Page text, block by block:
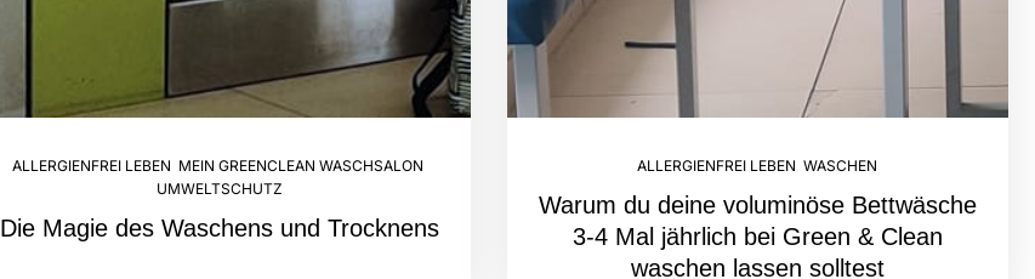
ALLERGIENFREI LEBEN MEIN GREENCLEAN WASCHSALON
UMWELTSCHUTZ
Die Magie des Waschens und Trocknens
ALLERGIENFREI LEBEN ,WASCHEN
Warum du deine voluminöse Bettwäsche
3-4 Mal jährlich bei Green & Clean
waschen lassen solltest